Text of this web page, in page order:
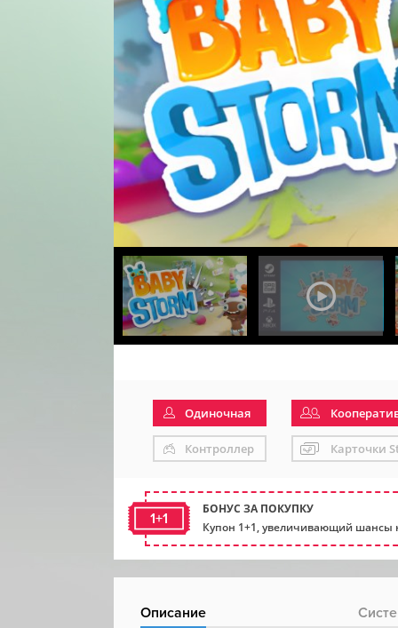
Одиночная
Контроллер Карточки
1+1
БОНУС ЗА ПОКУПКУ
Купон 1+1, увеличивающий шансы
Описание